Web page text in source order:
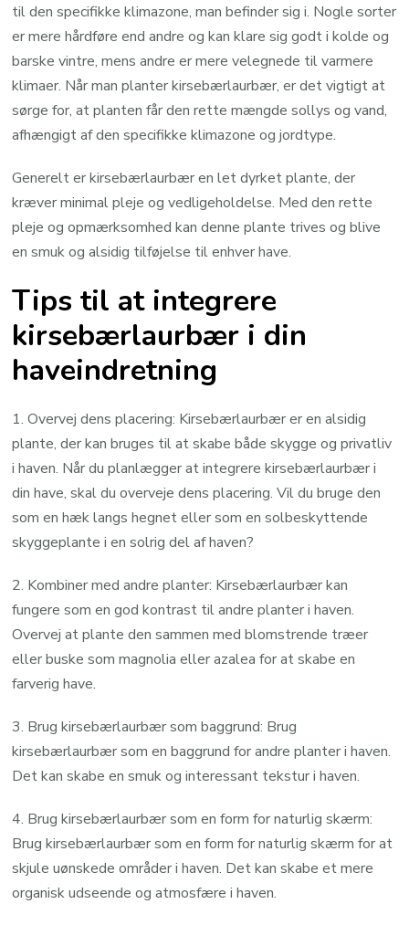
til den specifikke klimazone, man befinder sig i. Nogle sorter
er mere hårdføre end andre og kan klare sig godt i kolde og
barske vintre, mens andre er mere velegnede til varmere
klimaer. Når man planter kirsebærlaurbær, er det vigtigt at
sørge for, at planten får den rette mængde sollys og vand,
afhængigt af den specifikke klimazone og jordtype.
Generelt er kirsebærlaurbær en let dyrket plante, der
kræver minimal pleje og vedligeholdelse. Med den rette
pleje og opmærksomhed kan denne plante trives og blive
en smuk og alsidig tilføjelse til enhver have.
Tips til at integrere
kirsebærlaurbær i din
haveindretning
1. Overvej dens placering: Kirsebærlaurbær er en alsidig
plante, der kan bruges til at skabe både skygge og privatliv
i haven. Når du planlægger at integrere kirsebærlaurbær i
din have, skal du overveje dens placering. Vil du bruge den
som en hæk langs hegnet eller som en solbeskyttende
skyggeplante i en solrig del af haven?
2. Kombiner med andre planter: Kirsebærlaurbær kan
fungere som en god kontrast til andre planter i haven.
Overvej at plante den sammen med blomstrende træer
eller buske som magnolia eller azalea for at skabe en
farverig have.
3. Brug kirsebærlaurbær som baggrund: Brug
kirsebærlaurbær som en baggrund for andre planter i haven.
Det kan skabe en smuk og interessant tekstur i haven.
4. Brug kirsebærlaurbær som en form for naturlig skærm:
Brug kirsebærlaurbær som en form for naturlig skærm for at
skjule uønskede områder i haven. Det kan skabe et mere
organisk udseende og atmosfære i haven.